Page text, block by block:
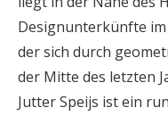
Designunterkünfte
der sich durch
der Mitte des letzten
Jutter Speijs ist ein